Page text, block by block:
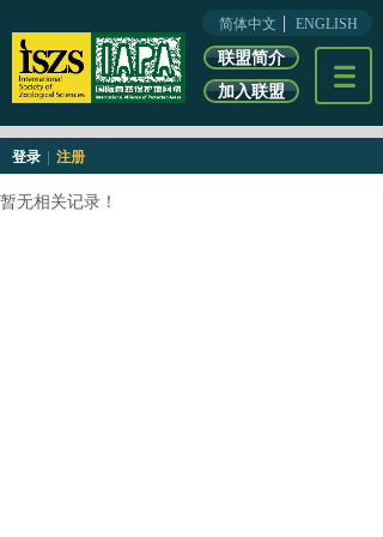
加入联盟
简体中文 ENGLISH
联盟简介
登录 注册
暂无相关记录！